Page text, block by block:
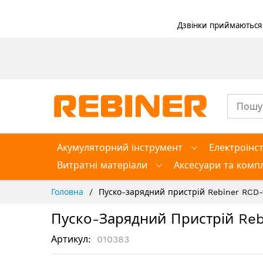
Дзвінки
Акумуляторний інструмент
Витратні матеріали
Аксесуари та
Головна Пуско-зарядний пристрій Rebiner
Пуско-Зарядний Пристрій
Артикул 010383